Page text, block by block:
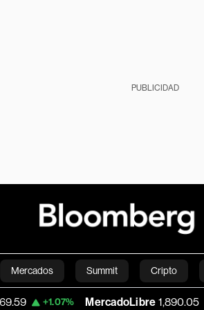
PUBLICIDAD
Mercados Summit Cripto
Economía Estilo de vida
MercadoLibre 1,890.05 -0.55%